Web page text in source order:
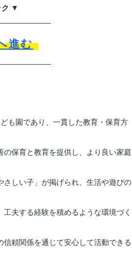
ク ▼
進む
も園であり、一貫した教育・保育方
保育と教育を提供し、より良い家庭
しい子」が掲げられ、生活や遊びの
夫する経験を積めるような環境づく
頼関係を通じて安心して活動できる